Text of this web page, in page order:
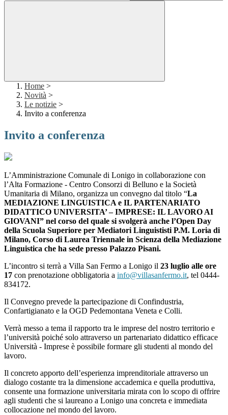
Home >
Novità >
Le notizie >
Invito a conferenza
Invito a conferenza
L’Amministrazione Comunale di Lonigo in collaborazione con
l’Alta Formazione - Centro Consorzi di Belluno e la Società
Umanitaria di Milano, organizza un convegno dal titolo “La
MEDIAZIONE LINGUISTICA e IL PARTENARIATO
DIDATTICO UNIVERSITA’ – IMPRESE: IL LAVORO AI
GIOVANI” nel corso del quale si svolgerà anche l’Open Day
della Scuola Superiore per Mediatori Linguististi P.M. Loria di
Milano, Corso di Laurea Triennale in Scienza della Mediazione
Linguistica che ha sede presso Palazzo Pisani.
L’incontro si terrà a Villa San Fermo a Lonigo il 23 luglio alle ore
17 con prenotazione obbligatoria a info@villasanfermo.it, tel 0444-
834172.
Il Convegno prevede la partecipazione di Confindustria,
Confartigianato e la OGD Pedemontana Veneta e Colli.
Verrà messo a tema il rapporto tra le imprese del nostro territorio e
l’università poiché solo attraverso un partenariato didattico efficace
Università - Imprese è possibile formare gli studenti al mondo del
lavoro.
Il concreto apporto dell’esperienza imprenditoriale attraverso un
dialogo costante tra la dimensione accademica e quella produttiva,
consente una formazione universitaria mirata con lo scopo di offrire
agli studenti che si laureano a Lonigo una concreta e immediata
collocazione nel mondo del lavoro.